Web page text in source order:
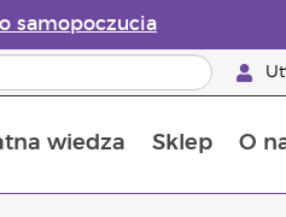
samopoczucia
wiedza Sklep O